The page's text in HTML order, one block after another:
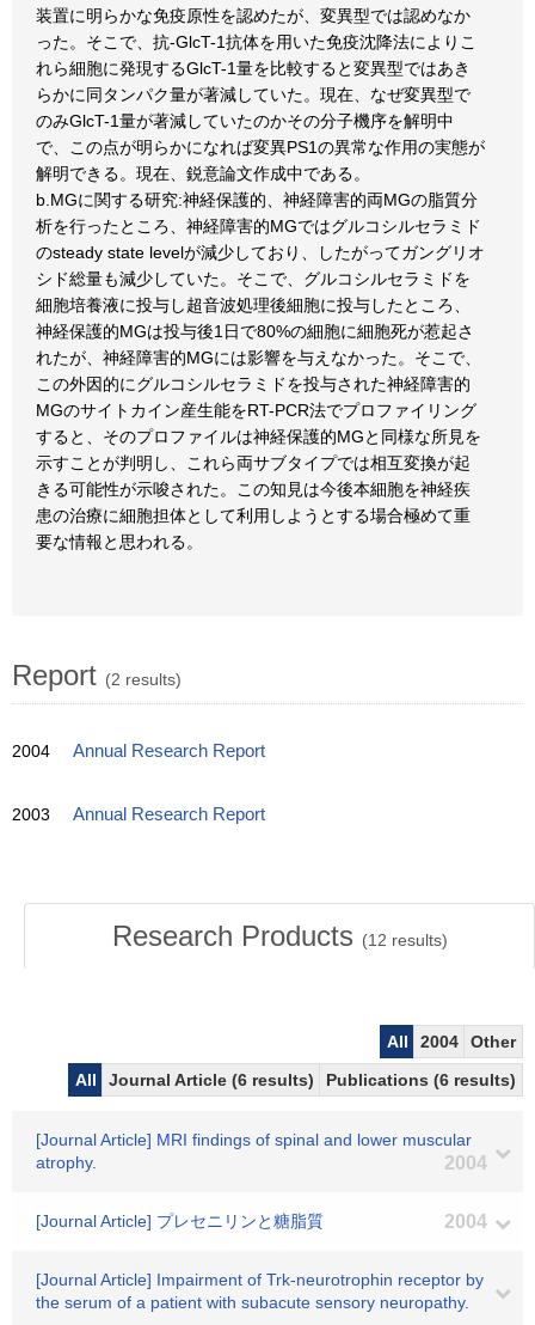
装置に明らかな免疫原性を認めたが、変異型では認めなか
った。そこで、抗-GlcT-1抗体を用いた免疫沈降法によりこ
れら細胞に発現するGlcT-1量を比較すると変異型ではあき
らかに同タンパク量が著減していた。現在、なぜ変異型で
のみGlcT-1量が著減していたのかその分子機序を解明中
で、この点が明らかになれば変異PS1の異常な作用の実態が
解明できる。現在、鋭意論文作成中である。
b.MGに関する研究:神経保護的、神経障害的両MGの脂質分
析を行ったところ、神経障害的MGではグルコシルセラミド
のsteady state levelが減少しており、したがってガングリオ
シド総量も減少していた。そこで、グルコシルセラミドを
細胞培養液に投与し超音波処理後細胞に投与したところ、
神経保護的MGは投与後1日で80%の細胞に細胞死が惹起さ
れたが、神経障害的MGには影響を与えなかった。そこで、
この外因的にグルコシルセラミドを投与された神経障害的
MGのサイトカイン産生能をRT-PCR法でプロファイリング
すると、そのプロファイルは神経保護的MGと同様な所見を
示すことが判明し、これら両サブタイプでは相互変換が起
きる可能性が示唆された。この知見は今後本細胞を神経疾
患の治療に細胞担体として利用しようとする場合極めて重
要な情報と思われる。
Report (2 results)
2004 Annual Research Report
2003 Annual Research Report
Research Products (12 results)
All 2004
Other
All
Journal Article (6 results) Publications (6 results)
[Journal Article] MRI findings of spinal and lower muscular
atrophy.
2004
[Journal Article] プレセニリンと糖脂質 2004
[Journal Article] Impairment of Trk-neurotrophin receptor by
the serum of a patient with subacute sensory neuropathy.